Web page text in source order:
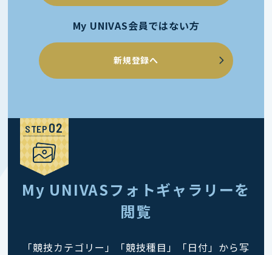
My UNIVAS会員ではない方
新規登録へ
STEP
My UNIVASフォトギャラリーを
閲覧
「競技カテゴリー」「競技種目」「日付」から写